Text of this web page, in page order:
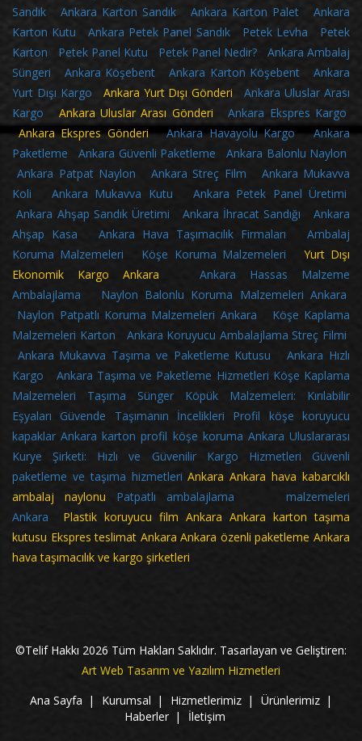
Sandık
Ankara Karton Sandık Ankara Karton Palet
Ankara
Karton Kutu
Ankara Petek Panel Sandık Petek Levha
Petek
Karton
Petek Panel Kutu Petek Panel Nedir?
Ankara Ambalaj
Süngeri
Ankara Köşebent Ankara Karton Köşebent
Ankara
Yurt Dışı Kargo Ankara Yurt Dışı GönderiAnkara Uluslar Arası
Kargo Ankara Uluslar Arası GönderiAnkara Ekspres Kargo
Ankara Ekspres Gönderi
Ankara Havayolu Kargo
Ankara
Paketleme
Ankara Güvenli Paketleme
Ankara Balonlu Naylon
Ankara Patpat Naylon
Ankara Streç Film
Ankara Mukavva
Koli
Ankara Mukavva Kutu
Ankara Petek Panel Üretimi
Ankara Ahşap Sandık Üretimi
Ankara İhracat Sandığı
Ankara
Ahşap Kasa
Ankara Hava Taşımacılık Firmaları
Ambalaj
Koruma Malzemeleri
Köşe Koruma Malzemeleri Yurt Dışı
Ekonomik Kargo AnkaraAnkara Hassas Malzeme
Ambalajlama
Naylon Balonlu Koruma Malzemeleri Ankara
Naylon Patpatlı Koruma Malzemeleri Ankara
Köşe Kaplama
Malzemeleri Karton
Ankara Koruyucu Ambalajlama Streç Filmi
Ankara Mukavva Taşıma ve Paketleme Kutusu
Ankara Hızlı
Kargo
Ankara Taşıma ve Paketleme Hizmetleri Köşe Kaplama
Malzemeleri
Taşıma Sünger Köpük Malzemeleri: Kırılabilir
Eşyaları Güvende Taşımanın İncelikleri
Profil köşe koruyucu
kapaklar Ankara karton profil köşe koruma Ankara Uluslararası
Kurye Şirketi: Hızlı ve Güvenilir Kargo Hizmetleri
Güvenli
paketleme ve taşıma hizmetleriAnkara Ankara hava kabarcıklı
ambalaj naylonu Patpatlı ambalajlama malzemeleri
Ankara Plastik koruyucu film Ankara Ankara karton taşıma
kutusu Ekspres teslimat Ankara Ankara özenli paketleme Ankara
hava taşımacılık ve kargo şirketleri
©Telif Hakkı 2026 Tüm Hakları Saklıdır. Tasarlayan ve Geliştiren:
Art Web Tasarım ve Yazılım Hizmetleri
Ana Sayfa
Kurumsal Hizmetlerimiz
Ürünlerimiz
Haberler
İletişim